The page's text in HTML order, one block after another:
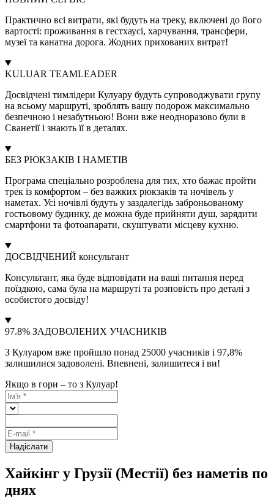
Практично всі витрати, які будуть на треку, включені до його
вартості: проживання в гестхаусі, харчування, трансфери,
музеї та канатна дорога. Жодних прихованих витрат!
KULUAR TEAMLEADER
Досвідчені тимлідери Кулуару будуть супроводжувати групу
на всьому маршруті, зроблять вашу подорож максимально
безпечною і незабутньою! Вони вже неодноразово були в
Сванетії і знають її в деталях.
БЕЗ РЮКЗАКІВ І НАМЕТІВ
Програма спеціально розроблена для тих, хто бажає пройти
трек із комфортом – без важких рюкзаків та ночівель у
наметах. Усі ночівлі будуть у заздалегідь заброньованому
гостьовому будинку, де можна буде прийняти душ, зарядити
смартфони та фотоапарати, скуштувати місцеву кухню.
ДОСВІДЧЕНИЙ консультант
Консультант, яка буде відповідати на ваші питання перед
поїздкою, сама була на маршруті та розповість про деталі з
особистого досвіду!
97.8% ЗАДОВОЛЕНИХ УЧАСНИКІВ
З Кулуаром вже пройшло понад 25000 учасників і 97,8%
залишилися задоволені. Впевнені, залишитеся і ви!
Якщо в гори – то з Кулуар!
Надіслати
Хайкінг у Грузії (Местії) без наметів по
днях